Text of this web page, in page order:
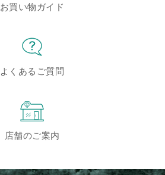
お買い物ガイド
よくあるご質問
店舗のご案内